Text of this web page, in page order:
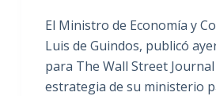
El Ministro de Economía y
Luis de Guindos, publicó
para The Wall Street Journal
estrategia de su ministerio